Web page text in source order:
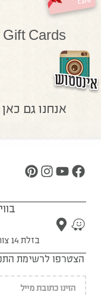
Gift Cards
אנחנו גם כאן
בזלת 14 צור יגאל, (ההגעה בתאום מראש)
הצטרפו לרשימת